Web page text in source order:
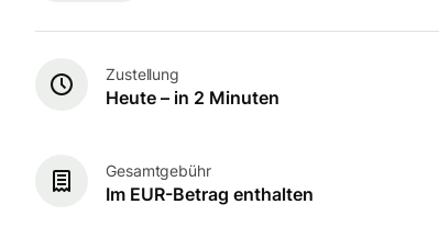
Zustellung
Heute – in 2 Minuten
Gesamtgebühr
Im EUR-Betrag enthalten